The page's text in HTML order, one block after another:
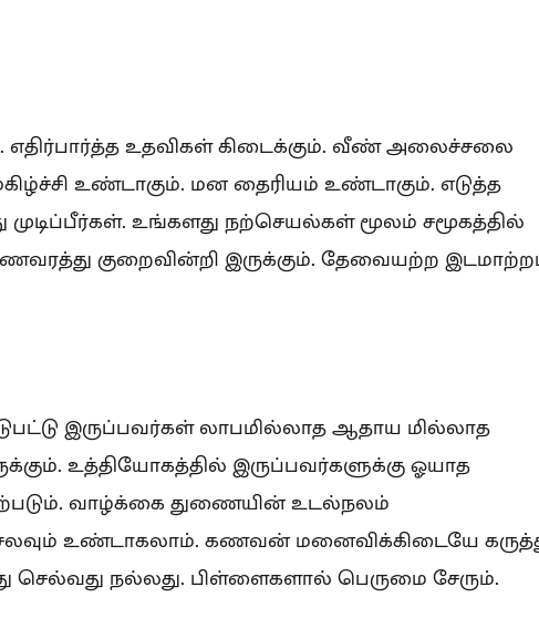
எதிர்பார்த்த உதவிகள் கிடைக்கும். வீண் அலைச்சலை
உண்டாகும். மன தைரியம் உண்டாகும். எடுத்த
முடிப்பீர்கள். உங்களது நற்செயல்கள் மூலம் சமூகத்தில்
பணவரத்து குறைவின்றி இருக்கும். தேவையற்ற
இருப்பவர்கள் லாபமில்லாத ஆதாய மில்லாத
உத்தியோகத்தில் இருப்பவர்களுக்கு ஓயாத
வாழ்க்கை துணையின் உடல்நலம்
உண்டாகலாம். கணவன் மனைவிக்கிடையே
செல்வது நல்லது. பிள்ளைகளால் பெருமை சேரும்.